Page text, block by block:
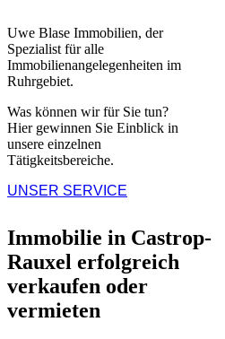
Uwe Blase Immobilien, der
Spezialist für alle
Immobilienangelegenheiten im
Ruhrgebiet.
Was können wir für Sie tun?
Hier gewinnen Sie Einblick in
unsere einzelnen
Tätigkeitsbereiche.
UNSER SERVICE
Immobilie in Castrop-
Rauxel erfolgreich
verkaufen oder
vermieten